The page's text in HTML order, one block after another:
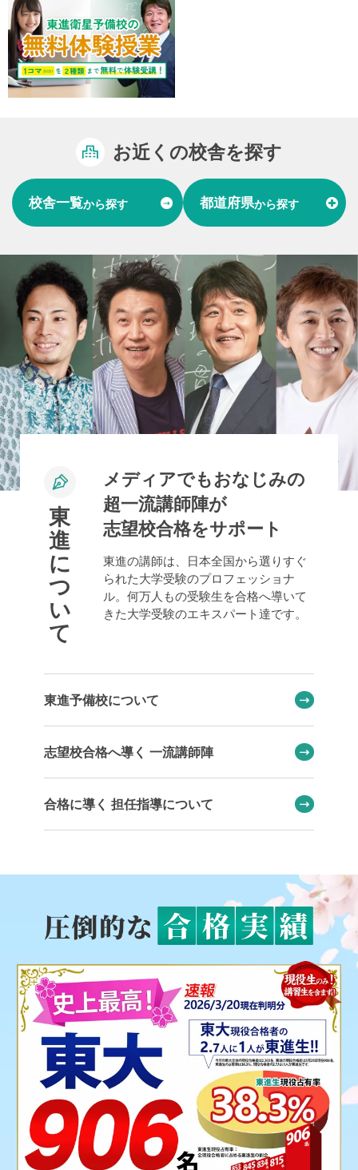
お近くの校舎を探す
校舎一覧から探す 都道府県から探す
東海 愛知県 岐阜県
関西 大阪府 兵庫県
中国 山口県
九州 福岡県 熊本県 長崎県
東
進
に
つ
い
て
メディアでもおなじみの
超一流講師陣が
志望校合格をサポート
東進の講師は、日本全国から選りすぐ
られた大学受験のプロフェッショナ
ル。何万人もの受験生を合格へ導いて
きた大学受験のエキスパート達です。
東進予備校について
志望校合格へ導く 一流講師陣
合格に導く 担任指導について